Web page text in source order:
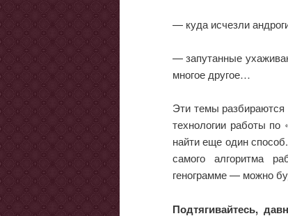
— куда исчезли
— запутанные
многое другое…
Эти темы разбираются
технологии работы
найти еще один
самого алгоритма
генограмме — можно
Подтягивайтесь,